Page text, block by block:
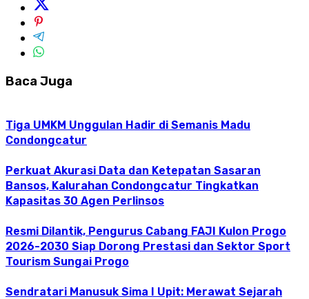
Baca Juga
Tiga UMKM Unggulan Hadir di Semanis Madu
Condongcatur
Perkuat Akurasi Data dan Ketepatan Sasaran
Bansos, Kalurahan Condongcatur Tingkatkan
Kapasitas 30 Agen Perlinsos
Resmi Dilantik, Pengurus Cabang FAJI Kulon Progo
2026-2030 Siap Dorong Prestasi dan Sektor Sport
Tourism Sungai Progo
Sendratari Manusuk Sima I Upit: Merawat Sejarah